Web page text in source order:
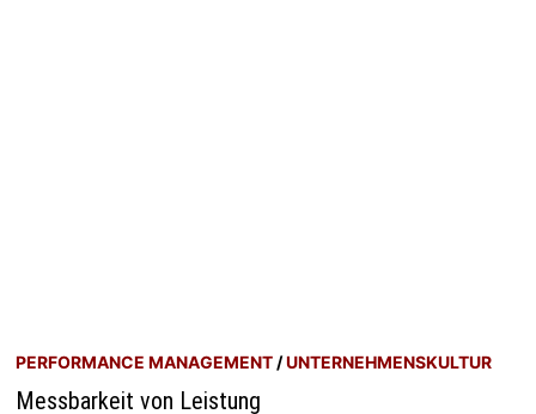
PERFORMANCE MANAGEMENT /UNTERNEHMENSKULTUR
Messbarkeit von Leistung